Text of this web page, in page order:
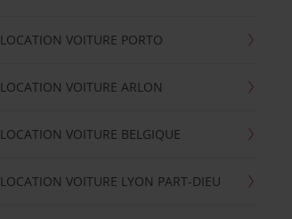
LOCATION VOITURE PORTO
LOCATION VOITURE ARLON
LOCATION VOITURE BELGIQUE
LOCATION VOITURE LYON PART-DIEU